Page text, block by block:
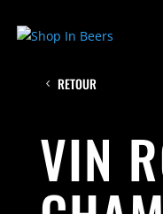
RETOUR
VIN